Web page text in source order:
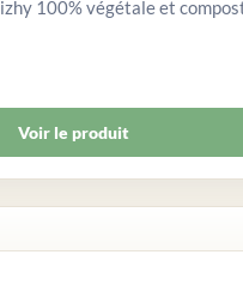
100% végétale et
Voir le produit